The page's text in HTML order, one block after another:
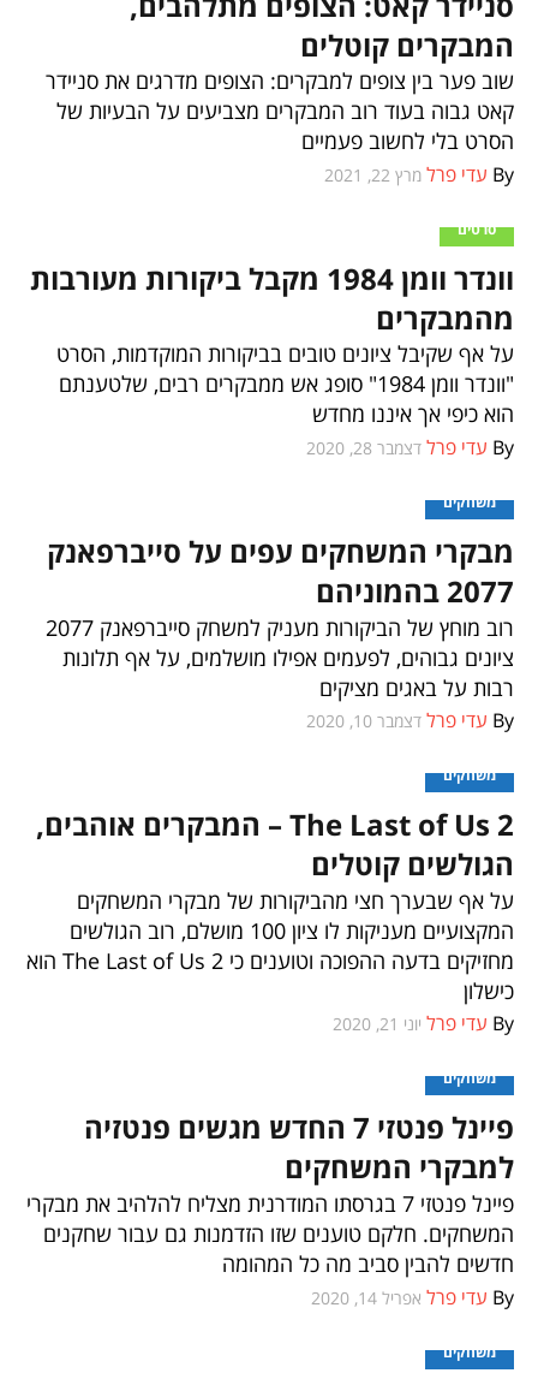
המבקרים קוטלים
שוב פער בין צופים למבקרים: הצופים מדרגים את סניידר
קאט גבוה בעוד רוב המבקרים מצביעים על הבעיות של
הסרט בלי לחשוב פעמיים
By עדי פרל מרץ 22, 2021
סרטים
וונדר וומן 1984 מקבל ביקורות מעורבות
מהמבקרים
על אף שקיבל ציונים טובים בביקורות המוקדמות, הסרט
"וונדר וומן 1984" סופג אש ממבקרים רבים, שלטענתם
הוא כיפי אך איננו מחדש
By עדי פרל דצמבר 28, 2020
משחקים
מבקרי המשחקים עפים על סייברפאנק
2077 בהמוניהם
רוב מוחץ של הביקורות מעניק למשחק סייברפאנק 2077
ציונים גבוהים, לפעמים אפילו מושלמים, על אף תלונות
רבות על באגים מציקים
By עדי פרל דצמבר 10, 2020
משחקים
The Last of Us 2 – המבקרים אוהבים,
הגולשים קוטלים
על אף שבערך חצי מהביקורות של מבקרי המשחקים
המקצועיים מעניקות לו ציון 100 מושלם, רוב הגולשים
מחזיקים בדעה ההפוכה וטוענים כי The Last of Us 2 הוא
כישלון
By עדי פרל יוני 21, 2020
משחקים
פיינל פנטזי 7 החדש מגשים פנטזיה
למבקרי המשחקים
פיינל פנטזי 7 בגרסתו המודרנית מצליח להלהיב את מבקרי
המשחקים. חלקם טוענים שזו הזדמנות גם עבור שחקנים
חדשים להבין סביב מה כל המהומה
By עדי פרל אפריל 14, 2020
משחקים